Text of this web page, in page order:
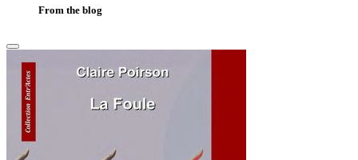
From the blog